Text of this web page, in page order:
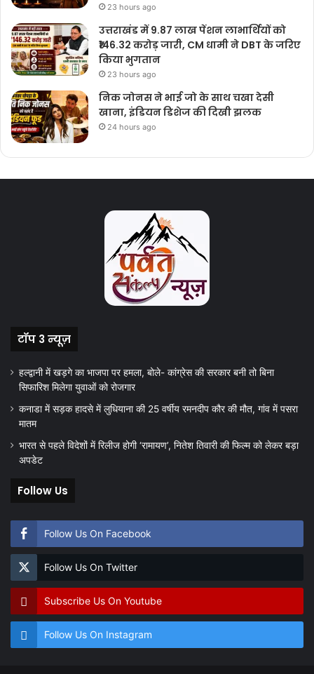
23 hours ago
उत्तराखंड में 9.87 लाख पेंशन लाभार्थियों को
₹146.32 करोड़ जारी, CM धामी ने DBT के जरिए
किया भुगतान
23 hours ago
निक जोनस ने भाई जो के साथ चखा देसी
खाना, इंडियन डिशेज की दिखी झलक
24 hours ago
टॉप 3 न्यूज़
हल्द्वानी में खड़गे का भाजपा पर हमला, बोले- कांग्रेस की सरकार बनी तो बिना
सिफारिश मिलेगा युवाओं को रोजगार
कनाडा में सड़क हादसे में लुधियाना की 25 वर्षीय रमनदीप कौर की मौत, गांव में पसरा
मातम
भारत से पहले विदेशों में रिलीज होगी ‘रामायण’, नितेश तिवारी की फिल्म को लेकर बड़ा
अपडेट
Follow Us
Follow Us On Facebook
Follow Us On Twitter
Subscribe Us On Youtube
Follow Us On Instagram